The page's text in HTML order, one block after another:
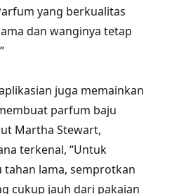
yang berkualitas
dan wanginya tetap
juga memainkan
parfum baju
Martha Stewart,
terkenal, “Untuk
lama, semprotkan
cukup jauh dari pakaian